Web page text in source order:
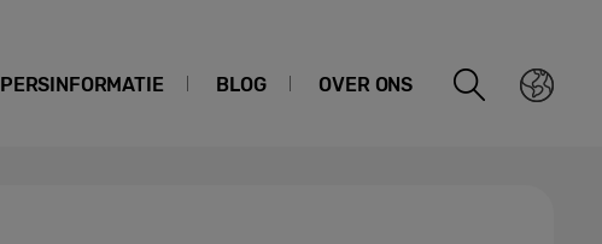
PERSINFORMATIE BLOG OVER ONS